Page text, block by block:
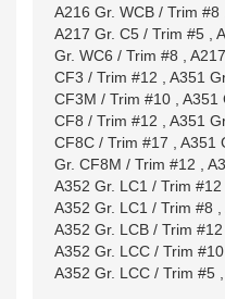
A216 Gr. WCB / Trim #8
A217 Gr. C5 / Trim #5
Gr. WC6 / Trim #8
CF3 / Trim #12
A351
CF3M / Trim #10
A351
CF8 / Trim #12
A351
CF8C / Trim #17
A351
Gr. CF8M / Trim #12
A352 Gr. LC1 / Trim #12
A352 Gr. LC1 / Trim #8
A352 Gr. LCB / Trim #12
A352 Gr. LCC / Trim #10
A352 Gr. LCC / Trim #5